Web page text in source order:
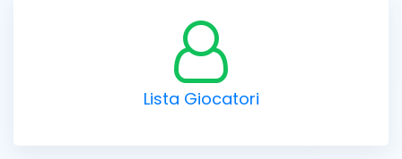
Lista Giocatori